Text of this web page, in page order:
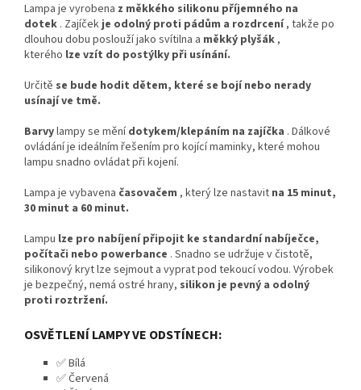
Lampa je vyrobena z měkkého silikonu příjemného na
dotek . Zajíčekje odolný proti pádům a rozdrcení, takže po
dlouhou dobu poslouží jako svítilna a měkký plyšák,
kterého lze vzít do postýlky při usínání.
Určitě se bude hodit dětem, které se bojí nebo nerady
usínají ve tmě.
Barvylampy se měnídotykem/klepáním na zajíčka . Dálkové
ovládání je ideálním řešením pro kojící maminky, které mohou
lampu snadno ovládat při kojení.
Lampa je vybavena časovačem , který lze nastavit na 15 minut,
30 minut a 60 minut.
Lampu lze pro nabíjení připojit ke standardní nabíječce,
počítači nebo powerbance . Snadno se udržuje v čistotě,
silikonový kryt lze sejmout a vyprat pod tekoucí vodou. Výrobek
je bezpečný, nemá ostré hrany, silikon je pevný a odolný
proti roztržení.
OSVĚTLENÍ LAMPY VE ODSTÍNECH:
✅ Bílá
✅ Červená